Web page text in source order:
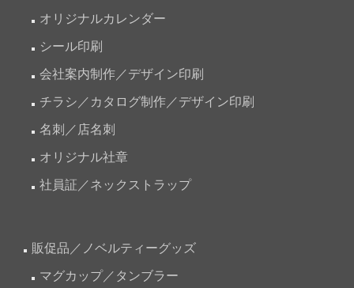
オリジナルカレンダー
シール印刷
会社案内制作／デザイン印刷
チラシ／カタログ制作／デザイン印刷
名刺／店名刺
オリジナル社章
社員証／ネックストラップ
販促品／ノベルティーグッズ
マグカップ／タンブラー